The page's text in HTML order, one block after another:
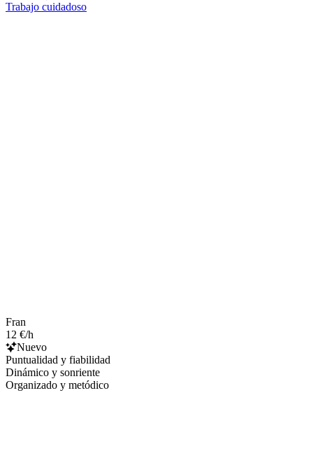
Trabajo cuidadoso
Fran
12 €/h
Nuevo
Puntualidad y fiabilidad
Dinámico y sonriente
Organizado y metódico